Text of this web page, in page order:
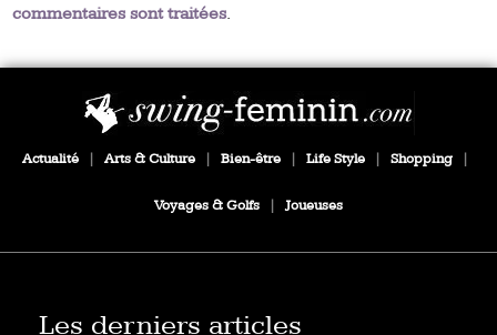
commentaires sont traitées.
Actualité Arts & Culture Bien-être Life Style Shopping
Voyages & Golfs Joueuses
Les derniers articles